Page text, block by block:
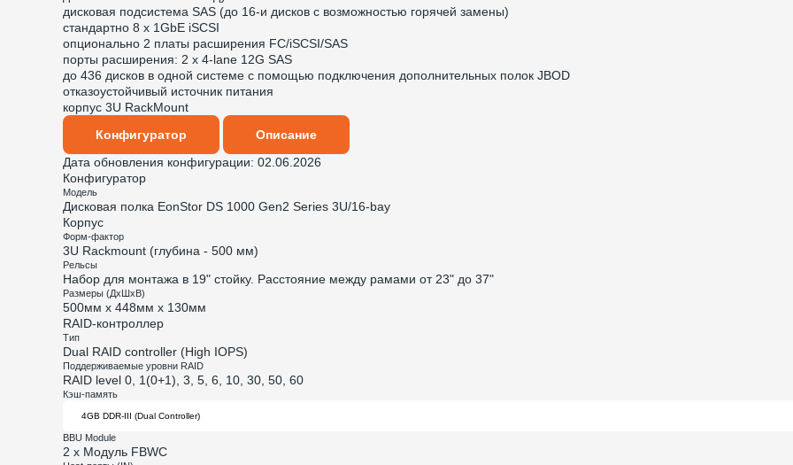
дисковая подсистема SAS (до 16-и дисков с возможностью горячей замены)
стандартно 8 x 1GbE iSCSI
опционально 2 платы расширения FC/iSCSI/SAS
порты расширения: 2 x 4-lane 12G SAS
до 436 дисков в одной системе с помощью подключения дополнительных полок JBOD
отказоустойчивый источник питания
корпус 3U RackMount
Конфигуратор
Описание
Дата обновления конфигурации: 02.06.2026
Конфигуратор
Модель
Дисковая полка EonStor DS 1000 Gen2 Series 3U/16-bay
Корпус
Форм-фактор
3U Rackmount (глубина - 500 мм)
Рельсы
Набор для монтажа в 19" стойку. Расстояние между рамами от 23" до 37"
Размеры (ДхШхВ)
500мм х 448мм х 130мм
RAID-контроллер
Тип
Dual RAID controller (High IOPS)
Поддерживаемые уровни RAID
RAID level 0, 1(0+1), 3, 5, 6, 10, 30, 50, 60
Кэш-память
BBU Module
2 x Модуль FBWC